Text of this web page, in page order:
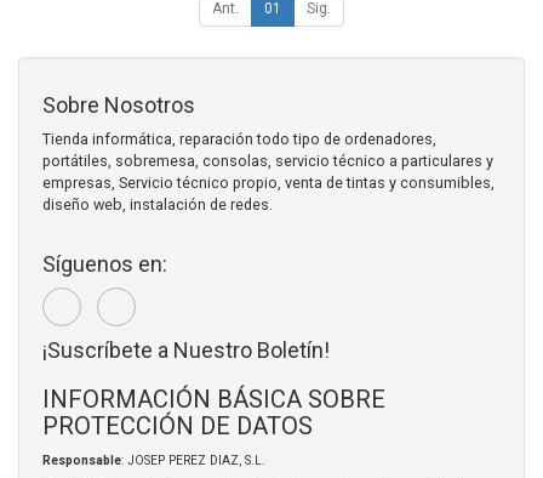
Ant. 01 Sig.
Sobre Nosotros
Tienda informática, reparación todo tipo de ordenadores,
portátiles, sobremesa, consolas, servicio técnico a particulares y
empresas, Servicio técnico propio, venta de tintas y consumibles,
diseño web, instalación de redes.
Síguenos en:
¡Suscríbete a Nuestro Boletín!
INFORMACIÓN BÁSICA SOBRE
PROTECCIÓN DE DATOS
Responsable: JOSEP PEREZ DIAZ, S.L.